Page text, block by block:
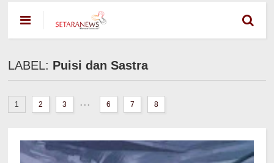
LABEL: Puisi dan Sastra
1 2 3 ... 6 7 8